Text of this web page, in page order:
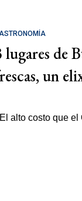
lugares de
un